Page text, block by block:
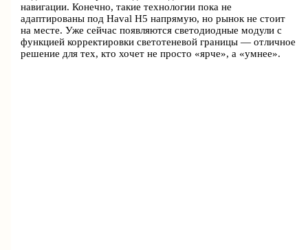
навигации. Конечно, такие технологии пока не
адаптированы под Haval H5 напрямую, но рынок не стоит
на месте. Уже сейчас появляются светодиодные модули с
функцией корректировки светотеневой границы — отличное
решение для тех, кто хочет не просто «ярче», а «умнее».